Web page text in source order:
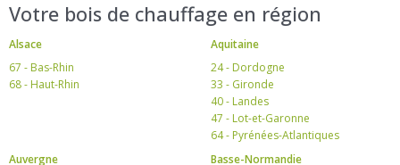
Votre bois de chauffage en région
Alsace
67 - Bas-Rhin
68 - Haut-Rhin
Aquitaine
24 - Dordogne
33 - Gironde
40 - Landes
47 - Lot-et-Garonne
64 - Pyrénées-Atlantiques
Auvergne
Basse-Normandie